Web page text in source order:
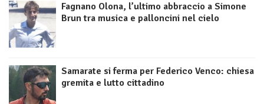
Fagnano Olona, l’ultimo abbraccio a Simone
Brun tra musica e palloncini nel cielo
Samarate si ferma per Federico Venco: chiesa
gremita e lutto cittadino